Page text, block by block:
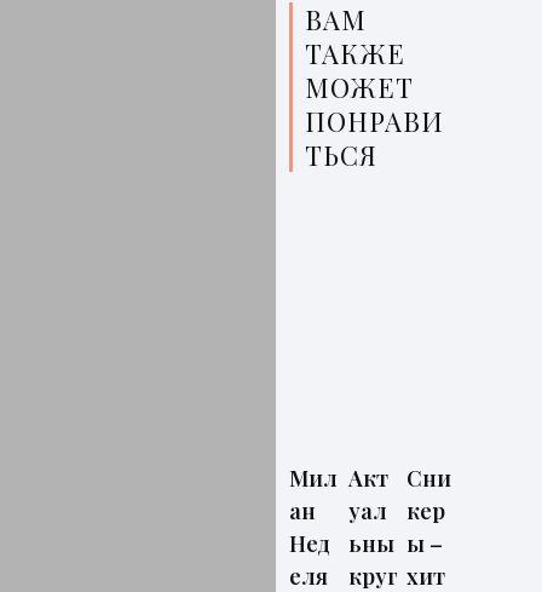
ВАМ
ТАКЖЕ
МОЖЕТ
ПОНРАВИ
ТЬСЯ
Мил
ан
Нед
еля
Акт
уал
ьны
круг
Сни
кер
ы –
хит